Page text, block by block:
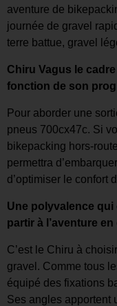
aventure de
journée de gravel
terre battue, gravel
Chiru Vagus le
fonction de son
Pour aborder une
pneus 700cx47c. Si
bikepacking hors-
permettra
d’optimiser le confort
Une polyvalence
partir à l’aventure
C’est le Chiru à
gravel. Comme tous
équipé des fixations
Ses angles apportent